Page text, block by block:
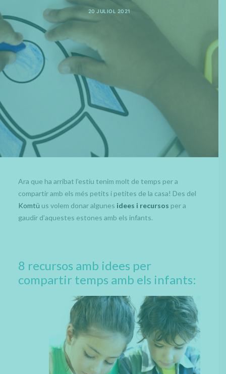
ESPAI DIGITAL
CATALÀ
ESPAÑOL
20 JULIOL 2021
Ara que ha arribat l’estiu tenim molt de temps per a
compartir amb els més petits i petites de la casa! Des del
Komtü us volem donar algunes idees i recursos per a
gaudir d’aquestes estones amb els infants.
8 recursos amb idees per
compartir temps amb els infants: